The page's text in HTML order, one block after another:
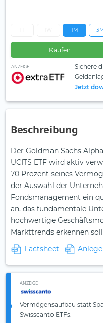
1M 3M
Kaufen
ANZEIGE
Sichere
Jetzt
Beschreibung
Der Goldman Sachs
UCITS ETF wird aktiv
70 Prozent seines
der Auswahl der
Fondsmanagement ein
an, das fundamentale
hochwertige
Markttrends erkennen
Factsheet
ANZEIGE
Vermögensaufbau statt
Swisscanto ETFs.